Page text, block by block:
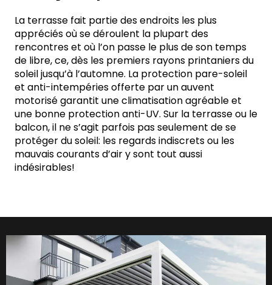
La terrasse fait partie des endroits les plus
appréciés où se déroulent la plupart des
rencontres et où l’on passe le plus de son temps
de libre, ce, dès les premiers rayons printaniers du
soleil jusqu’à l’automne. La protection pare-soleil
et anti-intempéries offerte par un auvent
motorisé garantit une climatisation agréable et
une bonne protection anti-UV. Sur la terrasse ou le
balcon, il ne s’agit parfois pas seulement de se
protéger du soleil: les regards indiscrets ou les
mauvais courants d’air y sont tout aussi
indésirables!